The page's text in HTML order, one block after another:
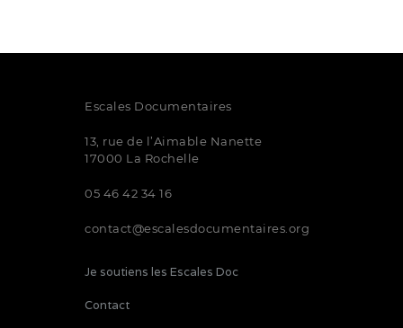
Escales Documentaires
13, rue de l’Aimable Nanette
17000 La Rochelle
05 46 42 34 16
contact@escalesdocumentaires.org
Je soutiens les Escales Doc
Contact